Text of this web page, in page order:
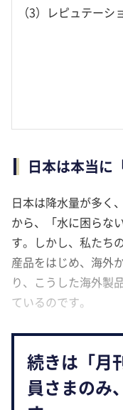
（3）レピュテーシ
日本は本当に
日本は降水量が多く
から、「水に困らな
す。しかし、私たち
産品をはじめ、海外
り、こうした海外製
ているのです。
続きは「月
員さまのみ